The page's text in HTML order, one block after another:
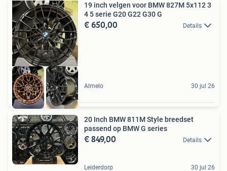
19 inch velgen voor BMW 827M 5x112 3
4 5 serie G20 G22 G30 G
€ 650,00 Details
Almelo 30 jul 26
20 Inch BMW 811M Style breedset
passend op BMW G series
€ 849,00 Details
Leiderdorp 30 jul 26